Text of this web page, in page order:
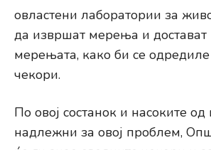
овластени лаборатории за
да извршат мерења и
мерењата, како би се
чекори.
По овој состанок и насоките од
надлежни за овој проблем,